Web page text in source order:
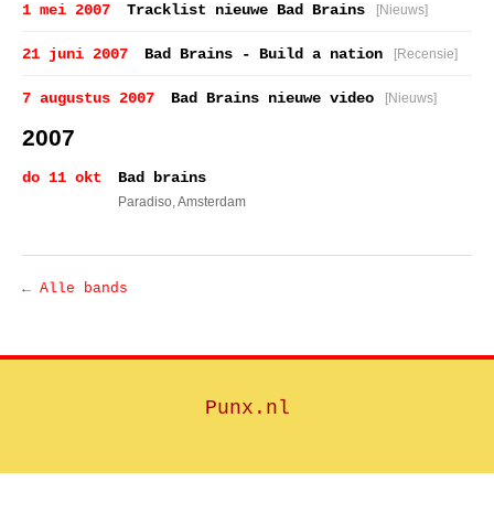
1 mei 2007 Tracklist nieuwe Bad Brains [Nieuws]
21 juni 2007 Bad Brains - Build a nation [Recensie]
7 augustus 2007 Bad Brains nieuwe video [Nieuws]
2007
do 11 okt Bad brains
Paradiso, Amsterdam
← Alle bands
Punx.nl